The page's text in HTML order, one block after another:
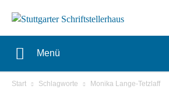
Menü
Start Schlagworte Monika Lange-Tetzlaff